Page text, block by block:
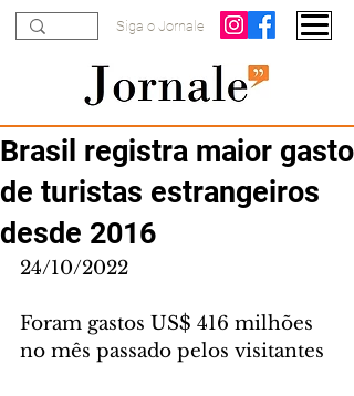
Siga o Jornale
Brasil registra maior gasto
de turistas estrangeiros
desde 2016
24/10/2022
Foram gastos US$ 416 milhões
no mês passado pelos visitantes